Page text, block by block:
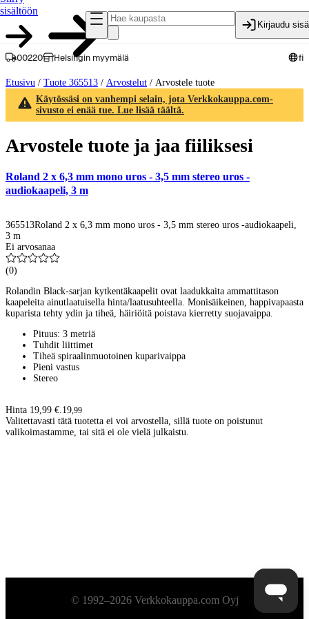
sisältöön
Kirjaudu
00220 Helsingin myymälä fi
Etusivu / Tuote 365513 / Arvostelut / Arvostele tuote
Käytössäsi on vanhempi selain, jota Verkkokauppa.com-
sivusto ei enää tue. Lue lisää täältä.
Arvostele tuote ja jaa fiiliksesi
Roland 2 x 6,3 mm mono uros - 3,5 mm stereo uros -
audiokaapeli, 3 m
365513Roland 2 x 6,3 mm mono uros - 3,5 mm stereo uros -audiokaapeli,
3 m
Ei arvosanaa
(0)
Rolandin Black-sarjan kytkentäkaapelit ovat laadukkaita ammattitason
kaapeleita ainutlaatuisella hinta/laatusuhteella. Monisäikeinen, happivapaasta
kuparista tehty ydin ja tiheä, häiriöitä poistava kierretty suojavaippa.
Pituus: 3 metriä
Tuhdit liittimet
Tiheä spiraalinmuotoinen kuparivaippa
Pieni vastus
Stereo
Hinta 19,99 €. 19,99
Valitettavasti tätä tuotetta ei voi arvostella, sillä tuote on poistunut
valikoimastamme, tai sitä ei ole vielä julkaistu.
Alatunniste© 1992–2026 Verkkokauppa.com Oyj